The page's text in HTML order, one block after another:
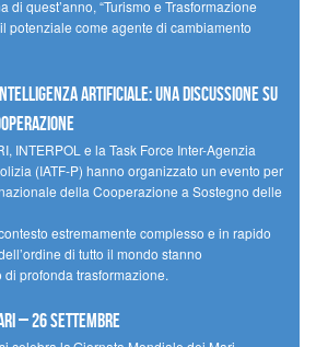
di quest’anno, “Turismo e Trasformazione
potenziale come agente di cambiamento
Artificiale: una discussione su
INTERPOL e la Task Force Inter-Agenzia
(IATF-P) hanno organizzato un evento per
della Cooperazione a Sostegno delle
estremamente complesso e in rapido
di tutto il mondo stanno
profonda trasformazione.
– 26 settembre